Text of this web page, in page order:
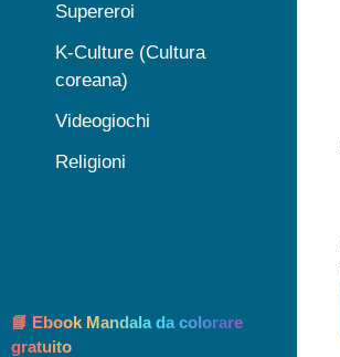
Supereroi
K-Culture (Cultura
coreana)
Videogiochi
Religioni
📘 Ebook Mandala da colorare
gratuito